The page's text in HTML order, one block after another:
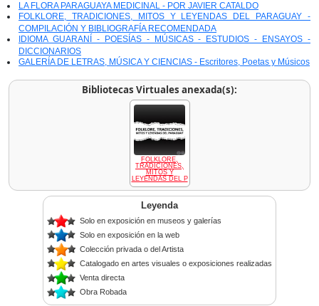
LA FLORA PARAGUAYA MEDICINAL - POR JAVIER CATALDO
FOLKLORE, TRADICIONES, MITOS Y LEYENDAS DEL PARAGUAY -
COMPILACIÓN Y BIBLIOGRAFÍA RECOMENDADA
IDIOMA GUARANÍ - POESÍAS - MÚSICAS - ESTUDIOS - ENSAYOS -
DICCIONARIOS
GALERÍA DE LETRAS, MÚSICA Y CIENCIAS - Escritores, Poetas y Músicos
Bibliotecas Virtuales anexada(s):
FOLKLORE,
TRADICIONES,
MITOS Y
LEYENDAS DEL P
Leyenda
Solo en exposición en museos y galerías
Solo en exposición en la web
Colección privada o del Artista
Catalogado en artes visuales o exposiciones realizadas
Venta directa
Obra Robada